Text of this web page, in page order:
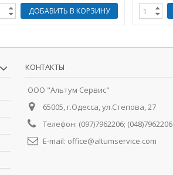
ДОБАВИТЬ В КОРЗИНУ
КОНТАКТЫ
ООО "Альтум Сервис"
65005, г.Одесса, ул.Степова, 27
Телефон: (097)7962206; (048)7962206
E-mail: office@altumservice.com